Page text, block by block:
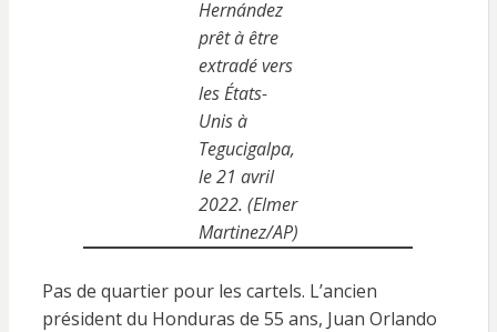
Hernández
prêt à être
extradé vers
les États-
Unis à
Tegucigalpa,
le 21 avril
2022. (Elmer
Martinez/AP)
Pas de quartier pour les cartels. L’ancien
président du Honduras de 55 ans, Juan Orlando